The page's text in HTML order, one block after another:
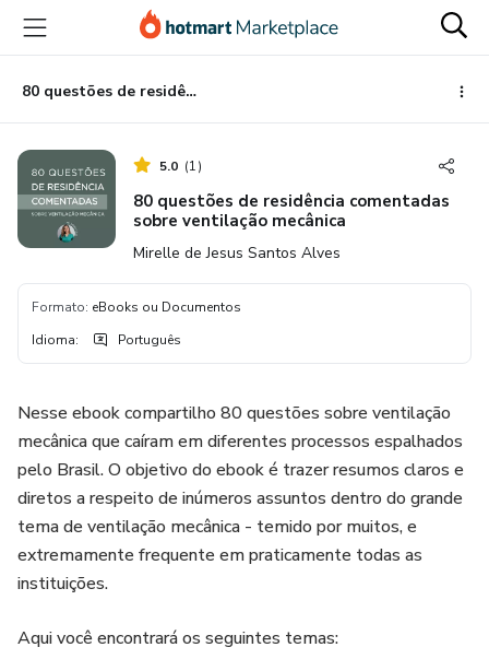
para
conteúdo
principal
para
pagamento
para
rodapé
80 questões de residência comentadas sobre ventilação mecânica
5.0 (1)
80 questões de residência comentadas
sobre ventilação mecânica
Mirelle de Jesus Santos Alves
Formato: eBooks ou Documentos
Idioma: Português
Nesse ebook compartilho 80 questões sobre ventilação
mecânica que caíram em diferentes processos espalhados
pelo Brasil. O objetivo do ebook é trazer resumos claros e
diretos a respeito de inúmeros assuntos dentro do grande
tema de ventilação mecânica - temido por muitos, e
extremamente frequente em praticamente todas as
instituições.
Aqui você encontrará os seguintes temas: